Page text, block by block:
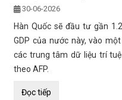
30-06-2026
Hàn Quốc sẽ đầu tư gần
GDP của nước này, vào
các trung tâm dữ liệu trí
theo AFP.
Đọc tiếp